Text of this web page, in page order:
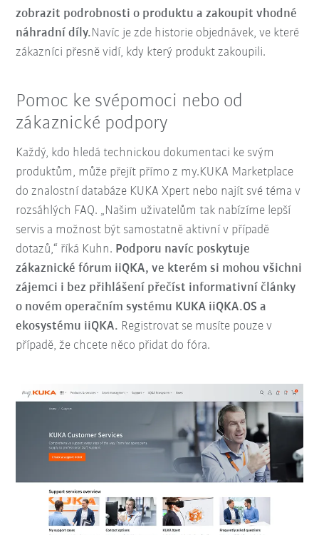
zobrazit podrobnosti o produktu a zakoupit vhodné
náhradní díly.Navíc je zde historie objednávek, ve které
zákazníci přesně vidí, kdy který produkt zakoupili.
Pomoc ke svépomoci nebo od
zákaznické podpory
Každý, kdo hledá technickou dokumentaci ke svým
produktům, může přejít přímo z my.KUKA Marketplace
do znalostní databáze KUKA Xpert nebo najít své téma v
rozsáhlých FAQ. „Našim uživatelům tak nabízíme lepší
servis a možnost být samostatně aktivní v případě
dotazů,“ říká Kuhn. Podporu navíc poskytuje
zákaznické fórum iiQKA, ve kterém si mohou všichni
zájemci i bez přihlášení přečíst informativní články
o novém operačním systému KUKA iiQKA.OS a
ekosystému iiQKA. Registrovat se musíte pouze v
případě, že chcete něco přidat do fóra.